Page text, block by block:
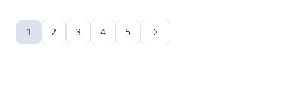
1 2 3 4 5